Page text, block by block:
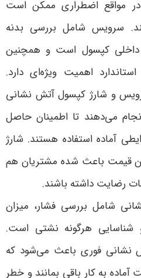
مواقع اضطراری ممکن است
سرویس شامل بررسی بدنه
داخلی کپسول است و همچنین
اهمیت ویژه‌ای دارد.
و شارژ کپسول آتش نشانی
می‌دهند تا اطمینان حاصل
آماده استفاده هستند. شارژ
قیمت باعث شده مشتریان هم
رضایت داشته باشند.
شامل بررسی فشار، میزان
شناسایی هرگونه نشتی است.
نشانی فوری باعث می‌شود که
به کار باقی بمانند و خطر